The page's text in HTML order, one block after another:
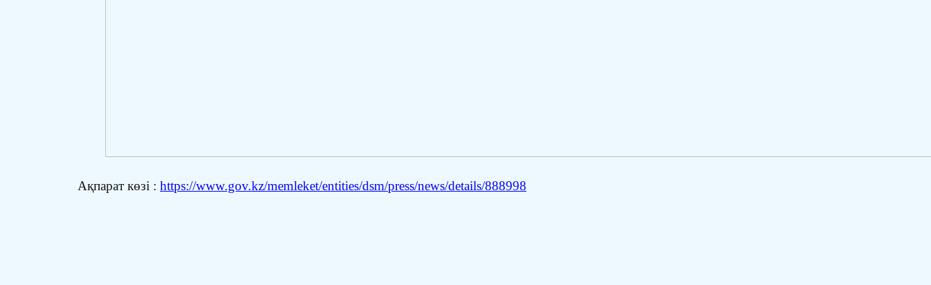
Ақпарат көзі : https://www.gov.kz/memleket/entities/dsm/press/news/details/888998